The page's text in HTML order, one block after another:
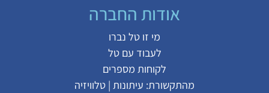
אודות החברה
מי זו טל נברו
לעבוד עם טל
לקוחות מספרים
מהתקשורת: עיתונות | טלוויזיה